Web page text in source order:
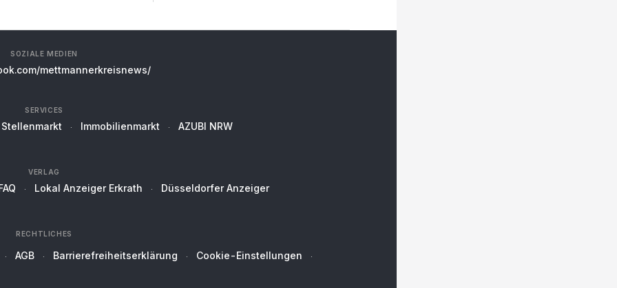
SOZIALE MEDIEN
mettmannerkreisnews/
SERVICES
Stellenmarkt Immobilienmarkt AZUBI NRW
VERLAG
Lokal Anzeiger Erkrath Düsseldorfer Anzeiger
RECHTLICHES
AGB Barrierefreiheitserklärung Cookie-Einstellungen